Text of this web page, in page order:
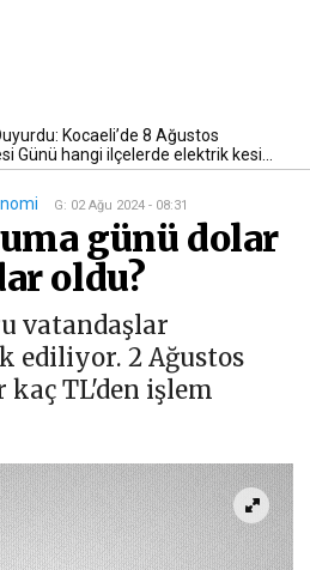
Kocaeli’de 8 Ağustos
Günü hangi ilçelerde elektrik kesi...
G: 02 Ağu 2024 - 08:31
günü dolar
oldu?
vatandaşlar
ediliyor. 2 Ağustos
kaç TL'den işlem